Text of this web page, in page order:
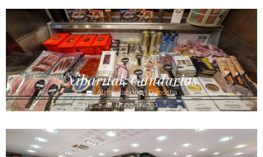
Xibaritak Gandarias
Alimentación
Donostia
Donostialdea